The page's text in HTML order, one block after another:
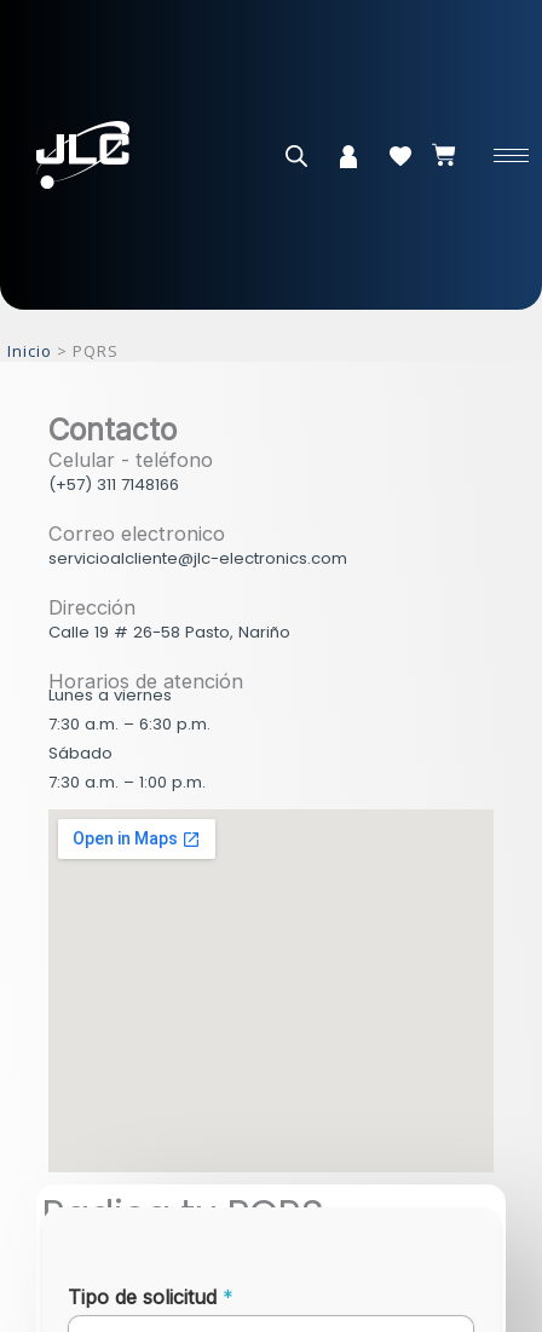
Cart
Inicio PQRS
Contacto
Celular - teléfono
(+57) 311 7148166
Correo electronico
servicioalcliente@jlc-electronics.com
Dirección
Calle 19 # 26-58 Pasto, Nariño
Horarios de atención
Lunes a viernes
7:30 a.m. – 6:30 p.m.
Sábado
7:30 a.m. – 1:00 p.m.
Radica tu PQRS
°
R
Tipo de solicitud *